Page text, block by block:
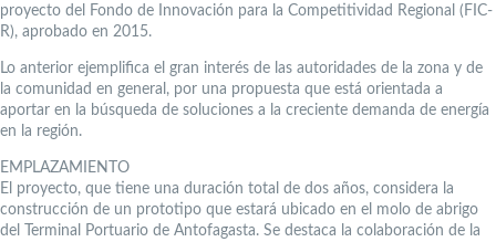
proyecto del Fondo de Innovación para la Competitividad Regional (FIC-
R), aprobado en 2015.
Lo anterior ejemplifica el gran interés de las autoridades de la zona y de
la comunidad en general, por una propuesta que está orientada a
aportar en la búsqueda de soluciones a la creciente demanda de energía
en la región.
EMPLAZAMIENTO
El proyecto, que tiene una duración total de dos años, considera la
construcción de un prototipo que estará ubicado en el molo de abrigo
del Terminal Portuario de Antofagasta. Se destaca la colaboración de la